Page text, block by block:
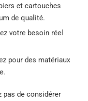
et cartouches
de qualité.
votre besoin réel
pour des matériaux
pas de considérer